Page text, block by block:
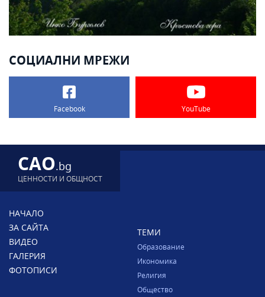
СОЦИАЛНИ МРЕЖИ
Facebook YouTube
CAO.bg
ЦЕННОСТИ И ОБЩНОСТ
НАЧАЛО
ЗА САЙТА
ВИДЕО
ГАЛЕРИЯ
ФОТОПИСИ
ТЕМИ
Образование
Икономика
Религия
Общество